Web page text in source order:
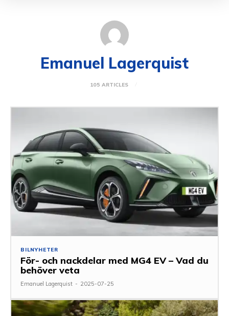
Emanuel Lagerquist
105 ARTICLES
BILNYHETER
För- och nackdelar med MG4 EV – Vad du
behöver veta
Emanuel Lagerquist - 2025-07-25